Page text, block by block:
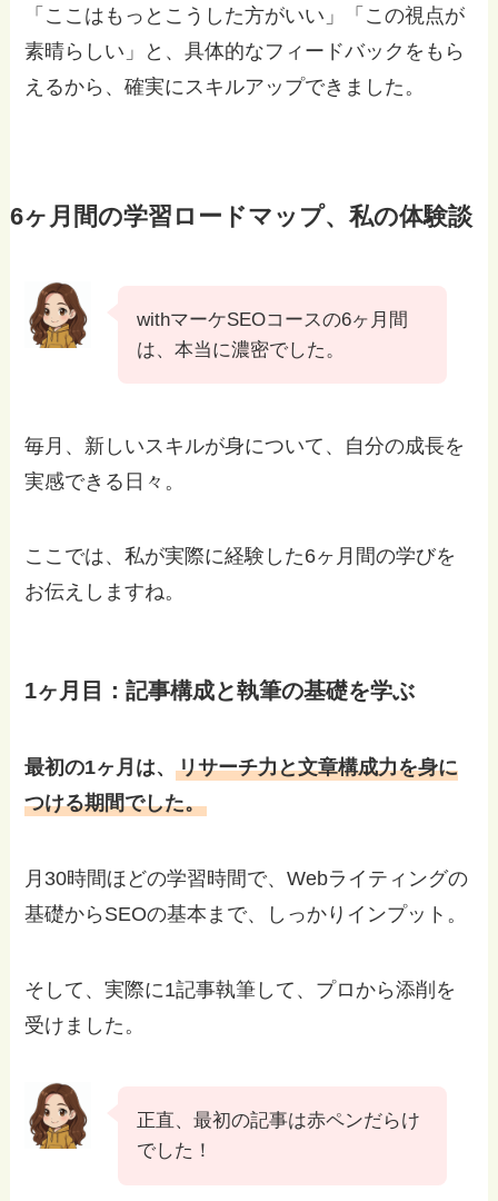
「ここはもっとこうした方がいい」「この視点が
素晴らしい」と、具体的なフィードバックをもら
えるから、確実にスキルアップできました。
6ヶ月間の学習ロードマップ、私の体験談
withマーケSEOコースの6ヶ月間
は、本当に濃密でした。
毎月、新しいスキルが身について、自分の成長を
実感できる日々。
ここでは、私が実際に経験した6ヶ月間の学びを
お伝えしますね。
1ヶ月目：記事構成と執筆の基礎を学ぶ
最初の1ヶ月は、リサーチ力と文章構成力を身に
つける期間でした。
月30時間ほどの学習時間で、Webライティングの
基礎からSEOの基本まで、しっかりインプット。
そして、実際に1記事執筆して、プロから添削を
受けました。
正直、最初の記事は赤ペンだらけ
でした！